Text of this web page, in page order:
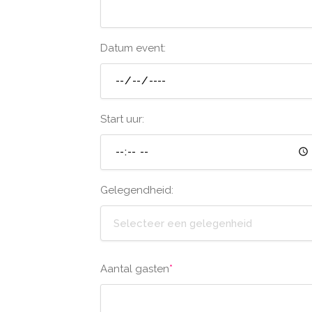
Datum event:
Start uur:
Gelegendheid:
Selecteer een gelegenheid
Aantal gasten*